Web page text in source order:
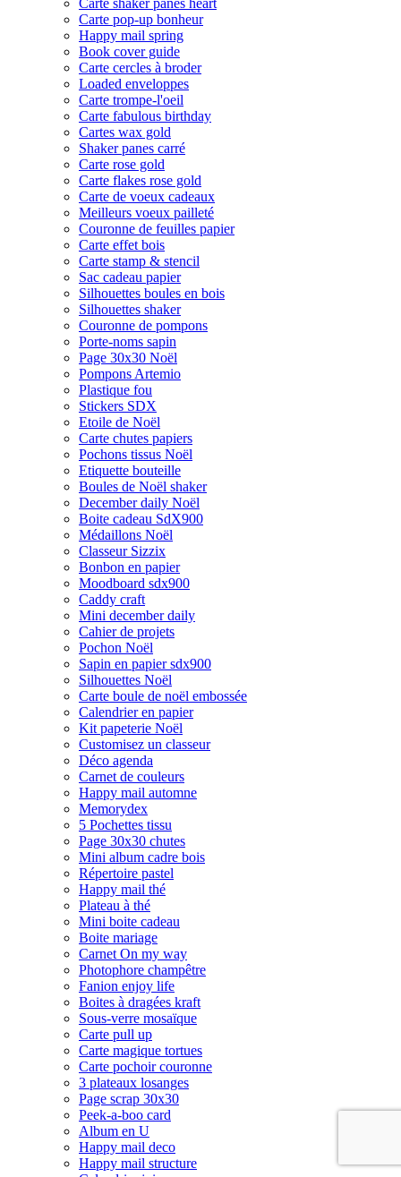
Carte shaker panes heart
Carte pop-up bonheur
Happy mail spring
Book cover guide
Carte cercles à broder
Loaded enveloppes
Carte trompe-l'oeil
Carte fabulous birthday
Cartes wax gold
Shaker panes carré
Carte rose gold
Carte flakes rose gold
Carte de voeux cadeaux
Meilleurs voeux pailleté
Couronne de feuilles papier
Carte effet bois
Carte stamp & stencil
Sac cadeau papier
Silhouettes boules en bois
Silhouettes shaker
Couronne de pompons
Porte-noms sapin
Page 30x30 Noël
Pompons Artemio
Plastique fou
Stickers SDX
Etoile de Noël
Carte chutes papiers
Pochons tissus Noël
Etiquette bouteille
Boules de Noël shaker
December daily Noël
Boite cadeau SdX900
Médaillons Noël
Classeur Sizzix
Bonbon en papier
Moodboard sdx900
Caddy craft
Mini december daily
Cahier de projets
Pochon Noël
Sapin en papier sdx900
Silhouettes Noël
Carte boule de noël embossée
Calendrier en papier
Kit papeterie Noël
Customisez un classeur
Déco agenda
Carnet de couleurs
Happy mail automne
Memorydex
5 Pochettes tissu
Page 30x30 chutes
Mini album cadre bois
Répertoire pastel
Happy mail thé
Plateau à thé
Mini boite cadeau
Boite mariage
Carnet On my way
Photophore champêtre
Fanion enjoy life
Boites à dragées kraft
Sous-verre mosaïque
Carte pull up
Carte magique tortues
Carte pochoir couronne
3 plateaux losanges
Page scrap 30x30
Peek-a-boo card
Album en U
Happy mail deco
Happy mail structure